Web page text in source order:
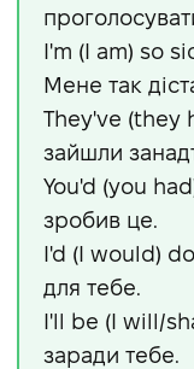
I'm (I am) so
Мене так
They've (they
зайшли
You'd (you
зробив це.
I'd (I would)
для тебе.
I'll be (I will/
заради тебе.